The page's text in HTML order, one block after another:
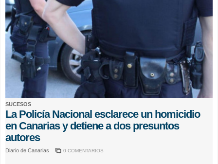
SUCESOS
La Policía Nacional esclarece un homicidio
en Canarias y detiene a dos presuntos
autores
Diario de Canarias 0 COMENTARIOS